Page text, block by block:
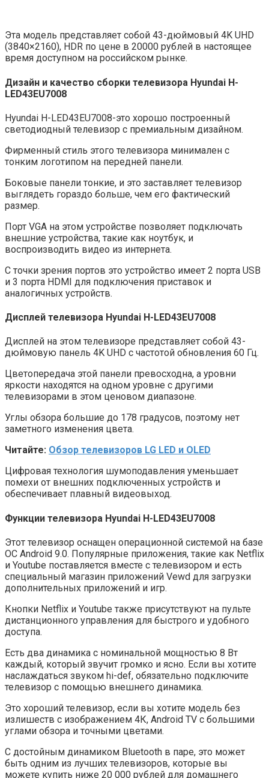
Эта модель представляет собой 43-дюймовый 4K UHD
(3840×2160), HDR по цене в 20000 рублей в настоящее
время доступном на российском рынке.
Дизайн и качество сборки телевизора Hyundai H-
LED43EU7008
Hyundai H-LED43EU7008-это хорошо построенный
светодиодный телевизор с премиальным дизайном.
Фирменный стиль этого телевизора минимален с
тонким логотипом на передней панели.
Боковые панели тонкие, и это заставляет телевизор
выглядеть гораздо больше, чем его фактический
размер.
Порт VGA на этом устройстве позволяет подключать
внешние устройства, такие как ноутбук, и
воспроизводить видео из интернета.
С точки зрения портов это устройство имеет 2 порта USB
и 3 порта HDMI для подключения приставок и
аналогичных устройств.
Дисплей телевизора Hyundai H-LED43EU7008
Дисплей на этом телевизоре представляет собой 43-
дюймовую панель 4K UHD с частотой обновления 60 Гц.
Цветопередача этой панели превосходна, а уровни
яркости находятся на одном уровне с другими
телевизорами в этом ценовом диапазоне.
Углы обзора большие до 178 градусов, поэтому нет
заметного изменения цвета.
Читайте: Обзор телевизоров LG LED и OLED
Цифровая технология шумоподавления уменьшает
помехи от внешних подключенных устройств и
обеспечивает плавный видеовыход.
Функции телевизора Hyundai H-LED43EU7008
Этот телевизор оснащен операционной системой на базе
ОС Android 9.0. Популярные приложения, такие как Netflix
и Youtube поставляется вместе с телевизором и есть
специальный магазин приложений Vewd для загрузки
дополнительных приложений и игр.
Кнопки Netflix и Youtube также присутствуют на пульте
дистанционного управления для быстрого и удобного
доступа.
Есть два динамика с номинальной мощностью 8 Вт
каждый, который звучит громко и ясно. Если вы хотите
наслаждаться звуком hi-def, обязательно подключите
телевизор с помощью внешнего динамика.
Это хороший телевизор, если вы хотите модель без
излишеств с изображением 4К, Android TV с большими
углами обзора и точными цветами.
С достойным динамиком Bluetooth в паре, это может
быть одним из лучших телевизоров, которые вы
можете купить ниже 20 000 рублей для домашнего